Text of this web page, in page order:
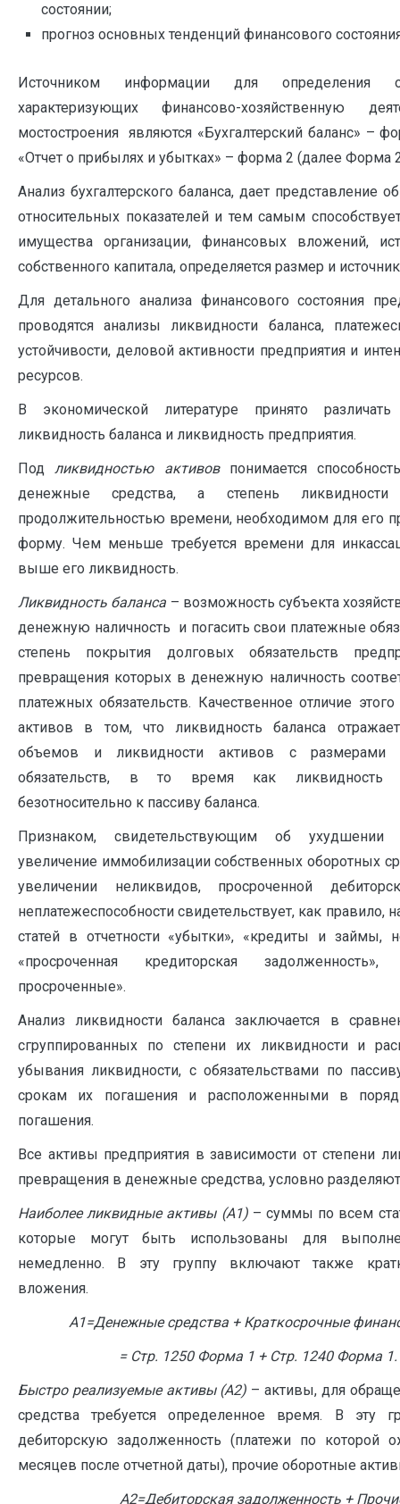
состоянии;
прогноз основных тенденций финансового
Источником информации для определения
характеризующих финансово-хозяйственную
мостостроения являются «Бухгалтерский баланс» –
«Отчет о прибылях и убытках» – форма 2 (далее Форма
Анализ бухгалтерского баланса, дает представление
относительных показателей и тем самым
имущества организации, финансовых вложений,
собственного капитала, определяется размер и
Для детального анализа финансового состояния
проводятся анализы ликвидности баланса,
устойчивости, деловой активности предприятия и
ресурсов.
В экономической литературе принято
ликвидность баланса и ликвидность предприятия.
Под ликвидностью активовпонимается
денежные средства, а степень ликвидности
продолжительностью времени, необходимом для его
форму. Чем меньше требуется времени для
выше его ликвидность.
Ликвидность баланса – возможность субъекта
денежную наличность и погасить свои платежные
степень покрытия долговых обязательств
превращения которых в денежную наличность
платежных обязательств. Качественное отличие
активов в том, что ликвидность баланса
объемов и ликвидности активов с размерами
обязательств, в то время как ликвидность
безотносительно к пассиву баланса.
Признаком, свидетельствующим об ухудшении
увеличение иммобилизации собственных оборотных
увеличении неликвидов, просроченной
неплатежеспособности свидетельствует, как правило,
статей в отчетности «убытки», «кредиты и займы,
«просроченная кредиторская
просроченные».
Анализ ликвидности баланса заключается в
сгруппированных по степени их ликвидности и
убывания ликвидности, с обязательствами по
срокам их погашения и расположенными в
погашения.
Все активы предприятия в зависимости от степени
превращения в денежные средства, условно
Наиболее ликвидные активы (А1)– суммы по всем
которые могут быть использованы для
немедленно. В эту группу включают также
вложения.
А1=Денежные средства + Краткосрочные
= Стр. 1250 Форма 1 + Стр. 1240 Форма 1.
Быстро реализуемые активы (А2) – активы, для
средства требуется определенное время. В эту
дебиторскую задолженность (платежи по которой
месяцев после отчетной даты), прочие оборотные
А2=Дебиторская задолженность +